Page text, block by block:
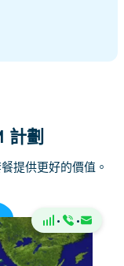
計劃
提供更好的價值。
· ·